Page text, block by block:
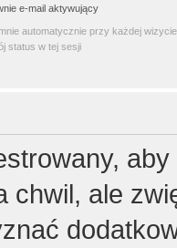
e-mail aktywujący
automatycznie przy każdej wizycie
status w tej sesji
chwil, ale